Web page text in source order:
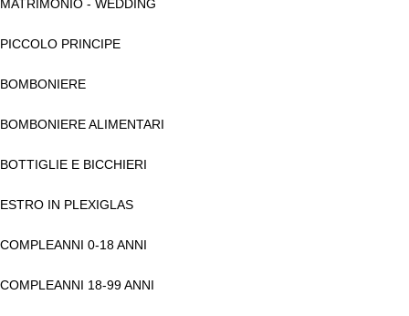
MATRIMONIO - WEDDING
PICCOLO PRINCIPE
BOMBONIERE
BOMBONIERE ALIMENTARI
BOTTIGLIE E BICCHIERI
ESTRO IN PLEXIGLAS
COMPLEANNI 0-18 ANNI
COMPLEANNI 18-99 ANNI